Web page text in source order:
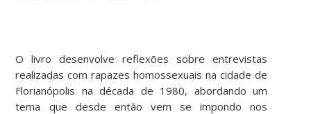
O livro desenvolve reflexões sobre entrevistas
realizadas com rapazes homossexuais na cidade de
Florianópolis na década de 1980, abordando um
tema que desde então vem se impondo nos